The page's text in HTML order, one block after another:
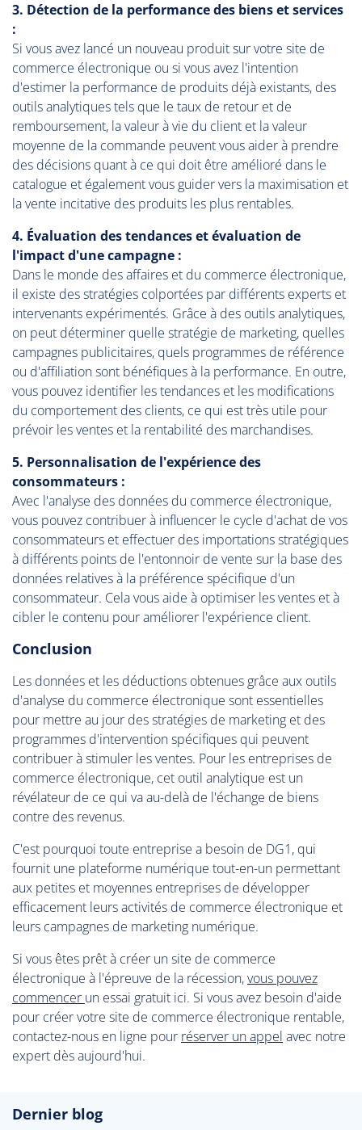
3. Détection de la performance des biens et services
:
Si vous avez lancé un nouveau produit sur votre site de
commerce électronique ou si vous avez l'intention
d'estimer la performance de produits déjà existants, des
outils analytiques tels que le taux de retour et de
remboursement, la valeur à vie du client et la valeur
moyenne de la commande peuvent vous aider à prendre
des décisions quant à ce qui doit être amélioré dans le
catalogue et également vous guider vers la maximisation et
la vente incitative des produits les plus rentables.
4. Évaluation des tendances et évaluation de
l'impact d'une campagne :
Dans le monde des affaires et du commerce électronique,
il existe des stratégies colportées par différents experts et
intervenants expérimentés. Grâce à des outils analytiques,
on peut déterminer quelle stratégie de marketing, quelles
campagnes publicitaires, quels programmes de référence
ou d'affiliation sont bénéfiques à la performance. En outre,
vous pouvez identifier les tendances et les modifications
du comportement des clients, ce qui est très utile pour
prévoir les ventes et la rentabilité des marchandises.
5. Personnalisation de l'expérience des
consommateurs :
Avec l'analyse des données du commerce électronique,
vous pouvez contribuer à influencer le cycle d'achat de vos
consommateurs et effectuer des importations stratégiques
à différents points de l'entonnoir de vente sur la base des
données relatives à la préférence spécifique d'un
consommateur. Cela vous aide à optimiser les ventes et à
cibler le contenu pour améliorer l'expérience client.
Conclusion
Les données et les déductions obtenues grâce aux outils
d'analyse du commerce électronique sont essentielles
pour mettre au jour des stratégies de marketing et des
programmes d'intervention spécifiques qui peuvent
contribuer à stimuler les ventes. Pour les entreprises de
commerce électronique, cet outil analytique est un
révélateur de ce qui va au-delà de l'échange de biens
contre des revenus.
C'est pourquoi toute entreprise a besoin de DG1, qui
fournit une plateforme numérique tout-en-un permettant
aux petites et moyennes entreprises de développer
efficacement leurs activités de commerce électronique et
leurs campagnes de marketing numérique.
Si vous êtes prêt à créer un site de commerce
électronique à l'épreuve de la récession,vous pouvez
commencer un essai gratuit ici. Si vous avez besoin d'aide
pour créer votre site de commerce électronique rentable,
contactez-nous en ligne pour réserver un appel avec notre
expert dès aujourd'hui.
Dernier blog